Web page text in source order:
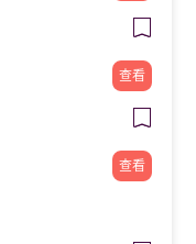
查看
查看